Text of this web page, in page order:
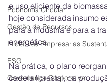
Economia Circular
Gestão de Recursos
Iniciativas Empresarias
ESG
Governança Corporativa
e uso eficiente da
hoje considerada insumo
para a indústria e para a
energética.
Na prática, o plano
cadeia florestal, da